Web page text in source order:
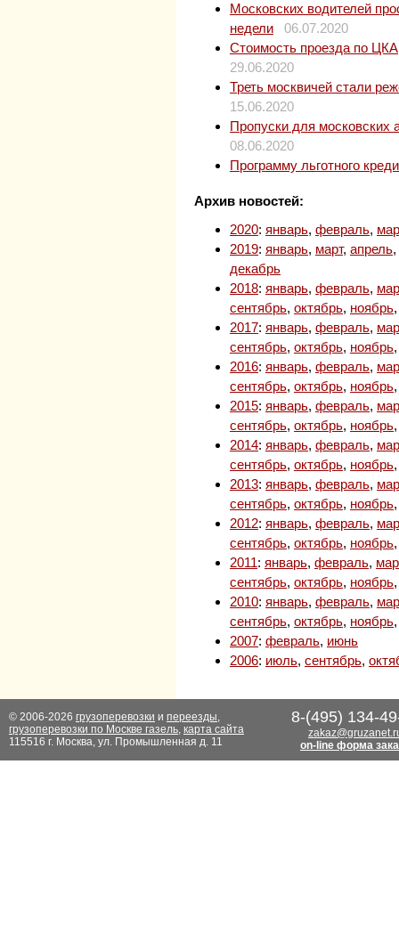
Московских водителей
недели
06.07.2020
Стоимость проезда по
29.06.2020
Треть москвичей стали
15.06.2020
Пропуски для московских
08.06.2020
Программу льготного
Архив новостей:
2020: январь, февраль,
2019: январь, март, апрель,
декабрь
2018: январь, февраль,
сентябрь, октябрь, ноябрь
2017: январь, февраль,
сентябрь, октябрь, ноябрь
2016: январь, февраль,
сентябрь, октябрь, ноябрь
2015: январь, февраль,
сентябрь, октябрь, ноябрь
2014: январь, февраль,
сентябрь, октябрь, ноябрь
2013: январь, февраль,
сентябрь, октябрь, ноябрь
2012: январь, февраль,
сентябрь, октябрь, ноябрь
2011: январь, февраль,
сентябрь, октябрь, ноябрь
2010: январь, февраль,
сентябрь, октябрь, ноябрь
2007: февраль, июнь
2006: июль, сентябрь,
© 2006-2026 грузоперевозки и переезды,
грузоперевозки по Москве газель, карта сайта
115516 г. Москва, ул. Промышленная д. 11
8-(495) 134-
on-line форма